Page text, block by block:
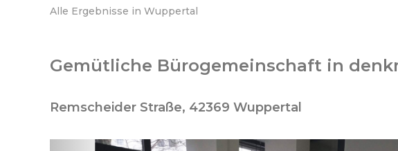
Alle Ergebnisse in Wuppertal
Gemütliche Bürogemeinschaft in
Remscheider Straße, 42369 Wuppertal